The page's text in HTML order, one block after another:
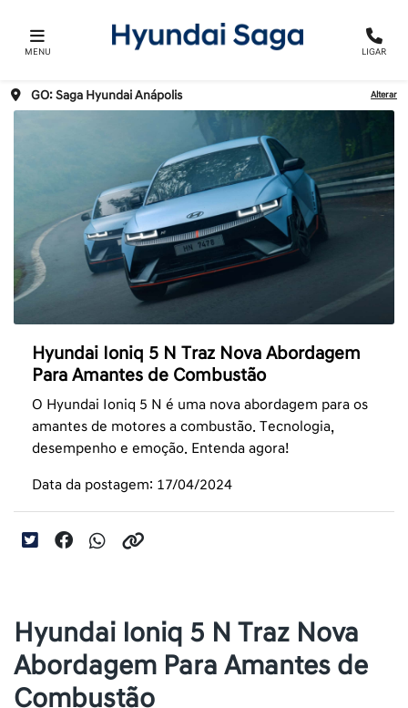
MENU LIGAR
GO: Saga Hyundai Anápolis Alterar
Hyundai Ioniq 5 N Traz Nova Abordagem
Para Amantes de Combustão
O Hyundai Ioniq 5 N é uma nova abordagem para os
amantes de motores a combustão. Tecnologia,
desempenho e emoção. Entenda agora!
Data da postagem: 17/04/2024
Hyundai Ioniq 5 N Traz Nova
Abordagem Para Amantes de
Combustão